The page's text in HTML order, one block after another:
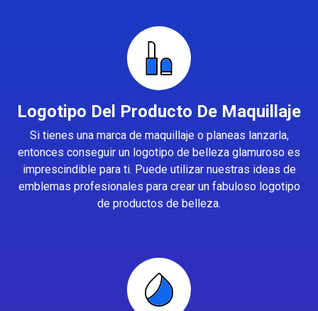
Logotipo Del Producto De Maquillaje
Si tienes una marca de maquillaje o planeas lanzarla,
entonces conseguir un logotipo de belleza glamuroso es
imprescindible para ti. Puede utilizar nuestras ideas de
emblemas profesionales para crear un fabuloso logotipo
de productos de belleza.